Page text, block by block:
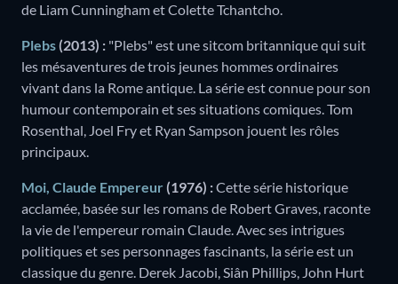
de Liam Cunningham et Colette Tchantcho.
Plebs (2013) : "Plebs" est une sitcom britannique qui suit
les mésaventures de trois jeunes hommes ordinaires
vivant dans la Rome antique. La série est connue pour son
humour contemporain et ses situations comiques. Tom
Rosenthal, Joel Fry et Ryan Sampson jouent les rôles
principaux.
Moi, Claude Empereur (1976) :Cette série historique
acclamée, basée sur les romans de Robert Graves, raconte
la vie de l'empereur romain Claude. Avec ses intrigues
politiques et ses personnages fascinants, la série est un
classique du genre. Derek Jacobi, Siân Phillips, John Hurt